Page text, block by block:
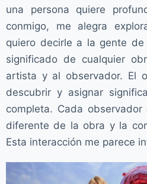
una persona quiere
conmigo, me alegra
quiero decirle a la gente
significado de cualquier
artista y al observador. El
descubrir y asignar
completa. Cada
diferente de la obra y la
Esta interacción me parece